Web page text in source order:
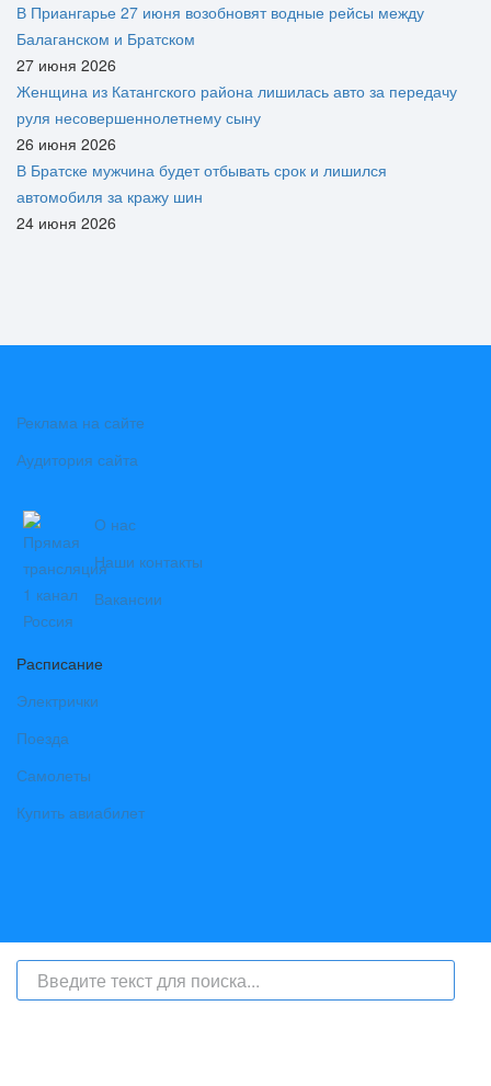
В Приангарье 27 июня возобновят водные рейсы между
Балаганском и Братском
27 июня 2026
Женщина из Катангского района лишилась авто за передачу
руля несовершеннолетнему сыну
26 июня 2026
В Братске мужчина будет отбывать срок и лишился
автомобиля за кражу шин
24 июня 2026
Реклама на сайте
Аудитория сайта
О нас
Наши контакты
Вакансии
Расписание
Электрички
Поезда
Самолеты
Купить авиабилет